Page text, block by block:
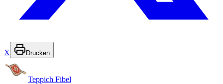
X Drucken
Teppich Fibel